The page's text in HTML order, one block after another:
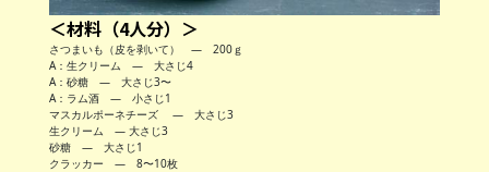
＜材料（4人分）＞
さつまいも（皮を剥いて） — 200ｇ
A：生クリーム — 大さじ4
A：砂糖 — 大さじ3〜
A：ラム酒 — 小さじ1
マスカルポーネチーズ — 大さじ3
生クリーム ― 大さじ3
砂糖 — 大さじ1
クラッカー — 8〜10枚